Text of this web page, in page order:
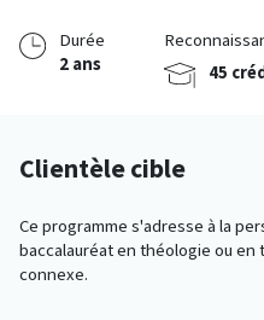
Durée
2 ans
45
Clientèle cible
Ce programme s'adresse à la
baccalauréat en théologie ou en
connexe.